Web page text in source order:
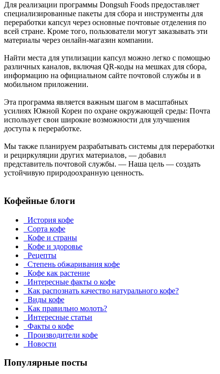
Для реализации программы Dongsuh Foods предоставляет
специализированные пакеты для сбора и инструменты для
переработки капсул через основные почтовые отделения по
всей стране. Кроме того, пользователи могут заказывать эти
материалы через онлайн-магазин компании.
Найти места для утилизации капсул можно легко с помощью
различных каналов, включая QR-коды на мешках для сбора,
информацию на официальном сайте почтовой службы и в
мобильном приложении.
Эта программа является важным шагом в масштабных
усилиях Южной Кореи по охране окружающей среды: Почта
использует свои широкие возможности для улучшения
доступа к переработке.
Мы также планируем разрабатывать системы для переработки
и рециркуляции других материалов, — добавил
представитель почтовой службы. — Наша цель — создать
устойчивую природоохранную ценность.
Кофейные блоги
История кофе
Сорта кофе
Кофе и страны
Кофе и здоровье
Рецепты
Степень обжаривания кофе
Кофе как растение
Интересные факты о кофе
Как распознать качество натурального кофе?
Виды кофе
Как правильно молоть?
Интересные статьи
Факты о кофе
Производители кофе
Новости
Популярные посты